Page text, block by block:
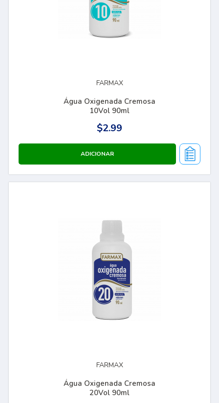
FARMAX
Água Oxigenada Cremosa
10Vol 90ml
$2.99
FARMAX
Água Oxigenada Cremosa
20Vol 90ml